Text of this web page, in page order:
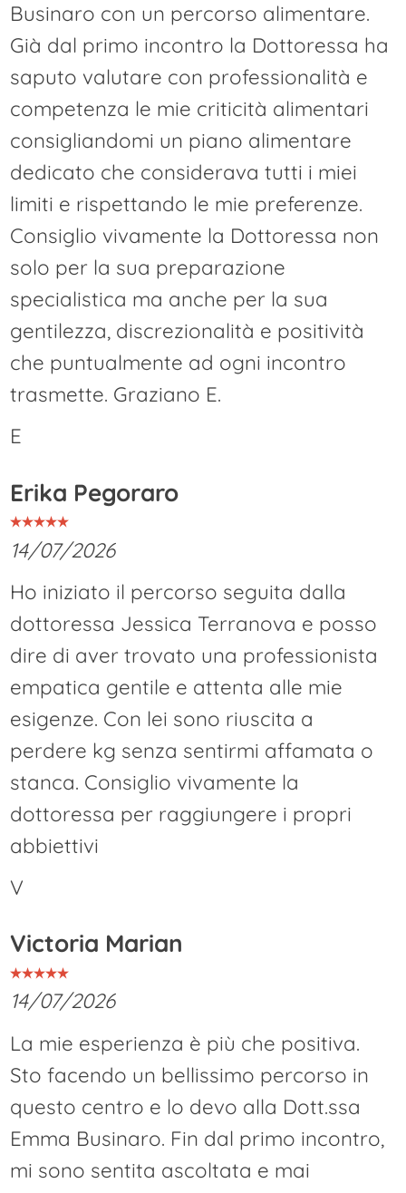
Businaro con un percorso alimentare.
Già dal primo incontro la Dottoressa ha
saputo valutare con professionalità e
competenza le mie criticità alimentari
consigliandomi un piano alimentare
dedicato che considerava tutti i miei
limiti e rispettando le mie preferenze.
Consiglio vivamente la Dottoressa non
solo per la sua preparazione
specialistica ma anche per la sua
gentilezza, discrezionalità e positività
che puntualmente ad ogni incontro
trasmette. Graziano E.
E
Erika Pegoraro
14/07/2026
Ho iniziato il percorso seguita dalla
dottoressa Jessica Terranova e posso
dire di aver trovato una professionista
empatica gentile e attenta alle mie
esigenze. Con lei sono riuscita a
perdere kg senza sentirmi affamata o
stanca. Consiglio vivamente la
dottoressa per raggiungere i propri
abbiettivi
V
Victoria Marian
14/07/2026
La mie esperienza è più che positiva.
Sto facendo un bellissimo percorso in
questo centro e lo devo alla Dott.ssa
Emma Businaro. Fin dal primo incontro,
mi sono sentita ascoltata e mai